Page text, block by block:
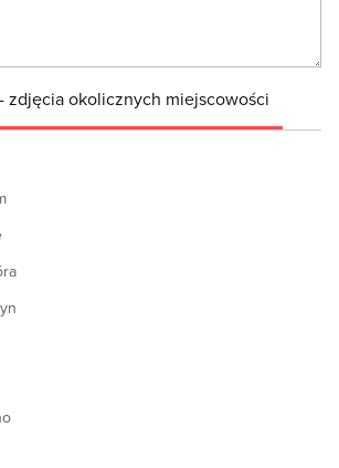
zdjęcia okolicznych miejscowości